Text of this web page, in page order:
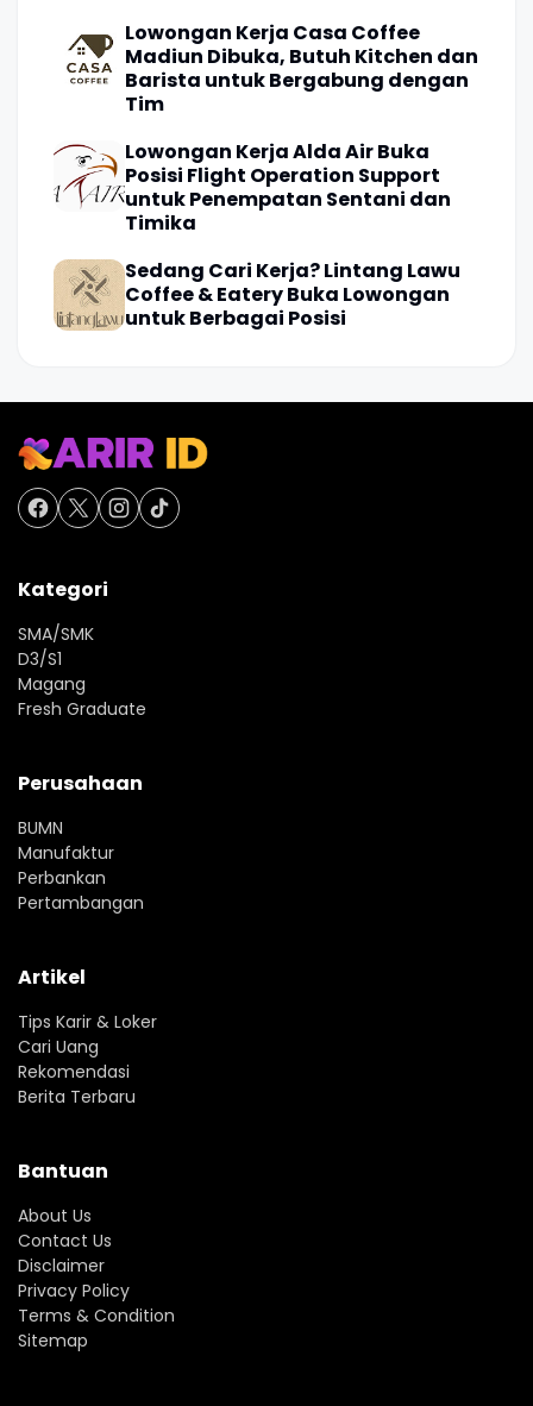
Lowongan Kerja Casa Coffee
Madiun Dibuka, Butuh Kitchen dan
Barista untuk Bergabung dengan
Tim
Lowongan Kerja Alda Air Buka
Posisi Flight Operation Support
untuk Penempatan Sentani dan
Timika
Sedang Cari Kerja? Lintang Lawu
Coffee & Eatery Buka Lowongan
untuk Berbagai Posisi
Kategori
SMA/SMK
D3/S1
Magang
Fresh Graduate
Perusahaan
BUMN
Manufaktur
Perbankan
Pertambangan
Artikel
Tips Karir & Loker
Cari Uang
Rekomendasi
Berita Terbaru
Bantuan
About Us
Contact Us
Disclaimer
Privacy Policy
Terms & Condition
Sitemap